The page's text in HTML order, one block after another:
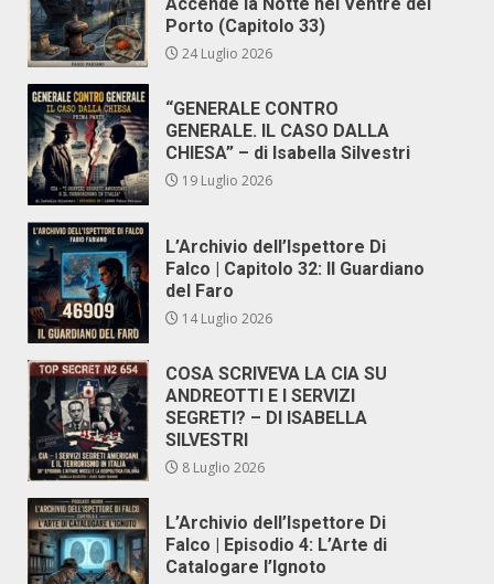
Porto (Capitolo 33)
24 Luglio 2026
“GENERALE CONTRO
GENERALE. IL CASO DALLA
CHIESA” – di Isabella Silvestri
19 Luglio 2026
L’Archivio dell’Ispettore Di
Falco | Capitolo 32: Il Guardiano
del Faro
14 Luglio 2026
COSA SCRIVEVA LA CIA SU
ANDREOTTI E I SERVIZI
SEGRETI? – DI ISABELLA
SILVESTRI
8 Luglio 2026
L’Archivio dell’Ispettore Di
Falco | Episodio 4: L’Arte di
Catalogare l’Ignoto